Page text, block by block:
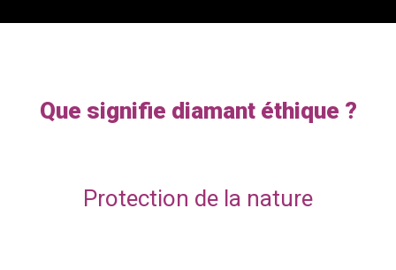
Que signifie diamant éthique ?
Protection de la nature